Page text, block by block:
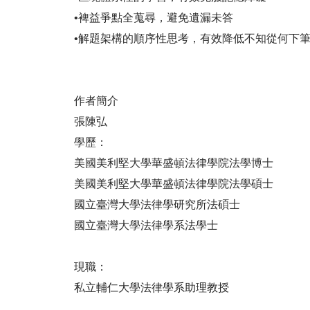
•裨益爭點全蒐尋，避免遺漏未答
•解題架構的順序性思考，有效降低不知從何下
作者簡介
張陳弘
學歷：
美國美利堅大學華盛頓法律學院法學博士
美國美利堅大學華盛頓法律學院法學碩士
國立臺灣大學法律學研究所法碩士
國立臺灣大學法律學系法學士
現職：
私立輔仁大學法律學系助理教授